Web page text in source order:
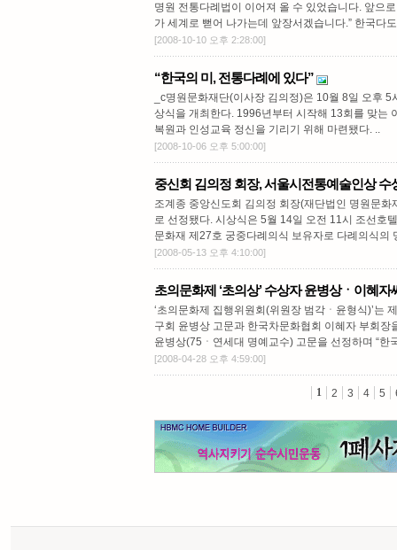
명원 전통다례법이 이어져 올 수 있었습니다. 앞으
가 세계로 뻗어 나가는데 앞장서겠습니다.” 한국다
[2008-10-10 오후 2:28:00]
“한국의 미, 전통다례에 있다”
_c명원문화재단(이사장 김의정)은 10월 8일 오후
상식을 개최한다. 1996년부터 시작해 13회를 맞는
복원과 인성교육 정신을 기리기 위해 마련됐다. ..
[2008-10-06 오후 5:00:00]
중신회 김의정 회장, 서울시전통예술인상 수
조계종 중앙신도회 김의정 회장(재단법인 명원문
로 선정됐다. 시상식은 5월 14일 오전 11시 조선호
문화재 제27호 궁중다례의식 보유자로 다례의식의
[2008-05-13 오후 4:10:00]
초의문화제 ‘초의상’ 수상자 윤병상ㆍ이혜자
‘초의문화제 집행위원회(위원장 범각ㆍ윤형식)’는
구회 윤병상 고문과 한국차문화협회 이혜자 부회
윤병상(75ㆍ연세대 명예교수) 고문을 선정하며 “한
[2008-04-28 오후 4:59:00]
1 2 3 4 5